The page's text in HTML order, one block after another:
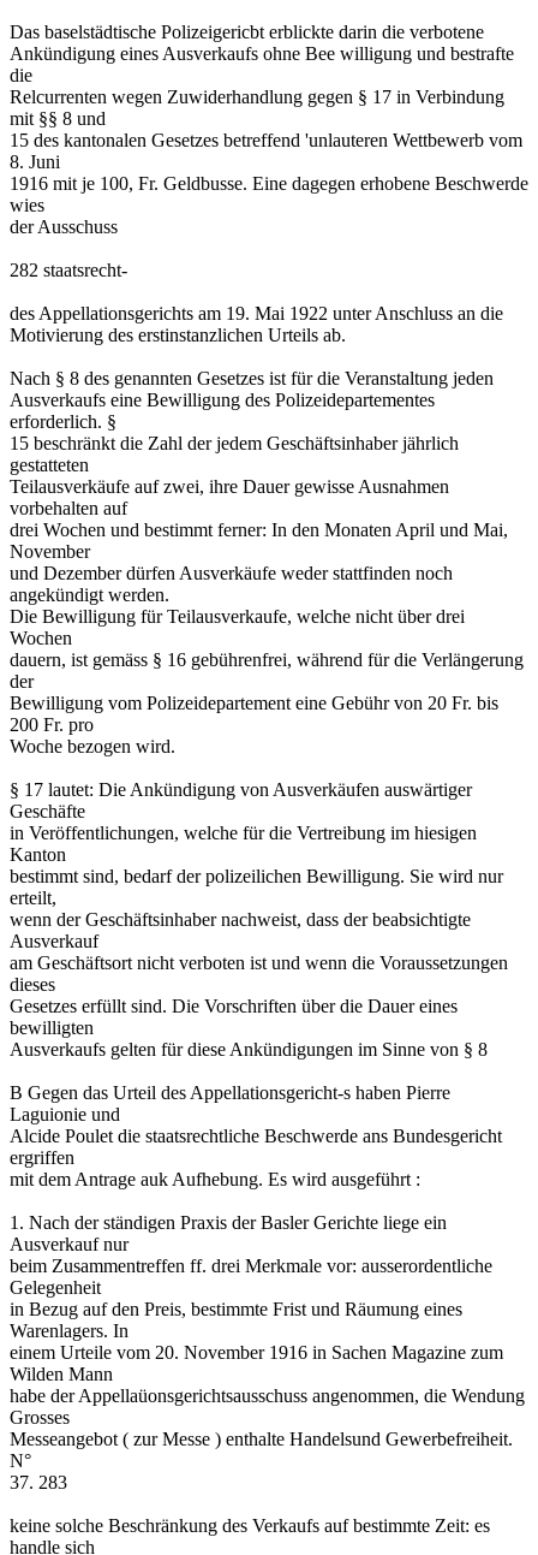
Das baselstädtische Polizeigericbt erblickte darin die verbotene
Ankündigung eines Ausverkaufs ohne Bee willigung und bestrafte
die
Relcurrenten wegen Zuwiderhandlung gegen § 17 in Verbindung
mit §§ 8 und
15 des kantonalen Gesetzes betreffend 'unlauteren Wettbewerb vom
8. Juni
1916 mit je 100, Fr. Geldbusse. Eine dagegen erhobene Beschwerde
wies
der Ausschuss
282 staatsrecht-
des Appellationsgerichts am 19. Mai 1922 unter Anschluss an die
Motivierung des erstinstanzlichen Urteils ab.
Nach § 8 des genannten Gesetzes ist für die Veranstaltung jeden
Ausverkaufs eine Bewilligung des Polizeidepartementes
erforderlich. §
15 beschränkt die Zahl der jedem Geschäftsinhaber jährlich
gestatteten
Teilausverkäufe auf zwei, ihre Dauer gewisse Ausnahmen
vorbehalten auf
drei Wochen und bestimmt ferner: In den Monaten April und Mai,
November
und Dezember dürfen Ausverkäufe weder stattfinden noch
angekündigt werden.
Die Bewilligung für Teilausverkaufe, welche nicht über drei
Wochen
dauern, ist gemäss § 16 gebührenfrei, während für die Verlängerung
der
Bewilligung vom Polizeidepartement eine Gebühr von 20 Fr. bis
200 Fr. pro
Woche bezogen wird.
§ 17 lautet: Die Ankündigung von Ausverkäufen auswärtiger
Geschäfte
in Veröffentlichungen, welche für die Vertreibung im hiesigen
Kanton
bestimmt sind, bedarf der polizeilichen Bewilligung. Sie wird nur
erteilt,
wenn der Geschäftsinhaber nachweist, dass der beabsichtigte
Ausverkauf
am Geschäftsort nicht verboten ist und wenn die Voraussetzungen
dieses
Gesetzes erfüllt sind. Die Vorschriften über die Dauer eines
bewilligten
Ausverkaufs gelten für diese Ankündigungen im Sinne von § 8
B Gegen das Urteil des Appellationsgericht-s haben Pierre
Laguionie und
Alcide Poulet die staatsrechtliche Beschwerde ans Bundesgericht
ergriffen
mit dem Antrage auk Aufhebung. Es wird ausgeführt :
1. Nach der ständigen Praxis der Basler Gerichte liege ein
Ausverkauf nur
beim Zusammentreffen ff. drei Merkmale vor: ausserordentliche
Gelegenheit
in Bezug auf den Preis, bestimmte Frist und Räumung eines
Warenlagers. In
einem Urteile vom 20. November 1916 in Sachen Magazine zum
Wilden Mann
habe der Appellaüonsgerichtsausschuss angenommen, die Wendung
Grosses
Messeangebot ( zur Messe ) enthalte Handelsund Gewerbefreiheit.
N°
37. 283
keine solche Beschränkung des Verkaufs auf bestimmte Zeit: es
handle sich